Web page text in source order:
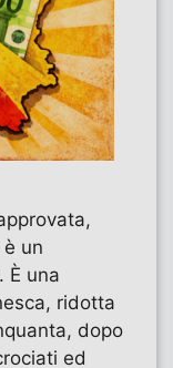
un
È una
ridotta
dopo
ed